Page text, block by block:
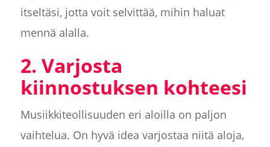
itseltäsi, jotta voit selvittää, mihin haluat
mennä alalla.
2. Varjosta
kiinnostuksen kohteesi
Musiikkiteollisuuden eri aloilla on paljon
vaihtelua. On hyvä idea varjostaa niitä aloja,